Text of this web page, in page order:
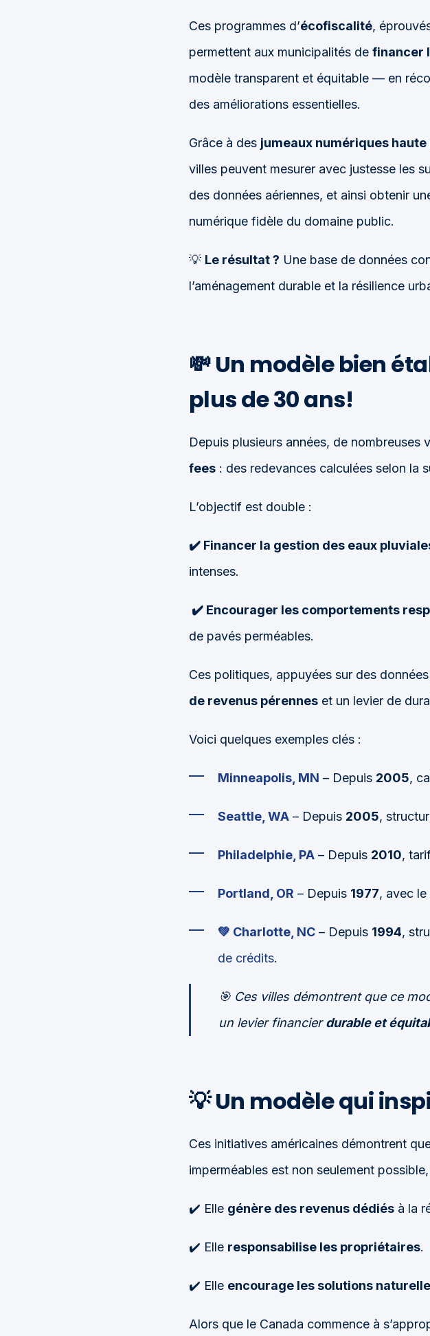
Ces programmes d’écofiscalité,
permettent aux municipalités de financer
modèle transparent et équitable — en
des améliorations essentielles.
Grâce à des jumeaux numériques
villes peuvent mesurer avec justesse les
des données aériennes, et ainsi obtenir
numérique fidèle du domaine public.
💡 Le résultat ? Une base de données
l’aménagement durable et la résilience
💸 Un modèle bien
plus de 30 ans!
Depuis plusieurs années, de nombreuses
fees: des redevances calculées selon la
L’objectif est double :
✔️ Financer la gestion des eaux
intenses.
✔️ Encourager les comportements
de pavés perméables.
Ces politiques, appuyées sur des
de revenus pérenneset un levier de
Voici quelques exemples clés :
Minneapolis, MN – Depuis 2005,
Seattle, WA– Depuis 2005,
Philadelphie, PA– Depuis 2010,
Portland, OR – Depuis 1977, avec
💚 Charlotte, NC– Depuis 1994,
de crédits.
🎯 Ces villes démontrent que ce
un levier financierdurable et
💡Un modèle qui
Ces initiatives américaines démontrent
imperméables est non seulement
✔️ Elle génère des revenus dédiésà la
✔️ Elle responsabilise les propriétaires.
✔️ Elle encourage les solutions
Alors que le Canada commence à